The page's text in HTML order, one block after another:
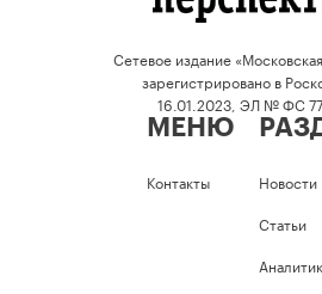
Сетевое издание
зарегистрировано в
16.01.2023, ЭЛ № ФС
МЕНЮ
Контакты
Новости
Статьи